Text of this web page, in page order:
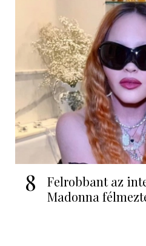
8
Felrobbant az
Madonna